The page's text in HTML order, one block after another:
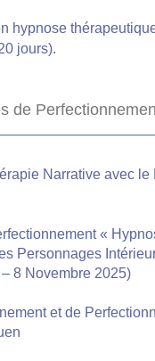
hypnose
jours).
de
Narrative avec le
«
Personnages
8 Novembre 2025)
et de